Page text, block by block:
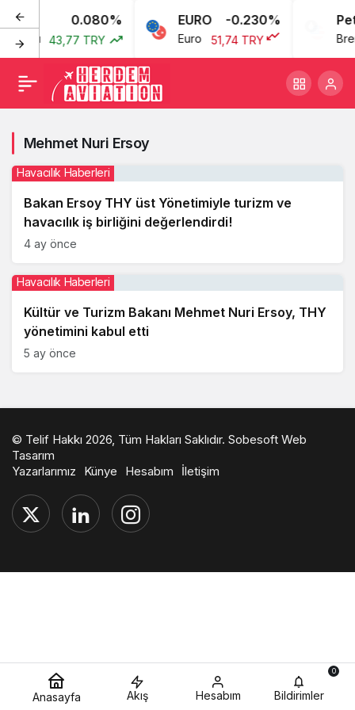
0.080%
43,77 TRY
EURO -0.230%
Euro 51,74 TRY
Mehmet Nuri Ersoy
Bakan Ersoy THY üst Yönetimiyle turizm ve
havacılık iş birliğini değerlendirdi!
Havacılık Haberleri
4 ay önce
Kültür ve Turizm Bakanı Mehmet Nuri Ersoy, THY
yönetimini kabul etti
Havacılık Haberleri
5 ay önce
© Telif Hakkı 2026, Tüm Hakları Saklıdır. Sobesoft Web
Tasarım
Yazarlarımız
Künye Hesabım İletişim
Anasayfa Akış Hesabım Bildirimler
0